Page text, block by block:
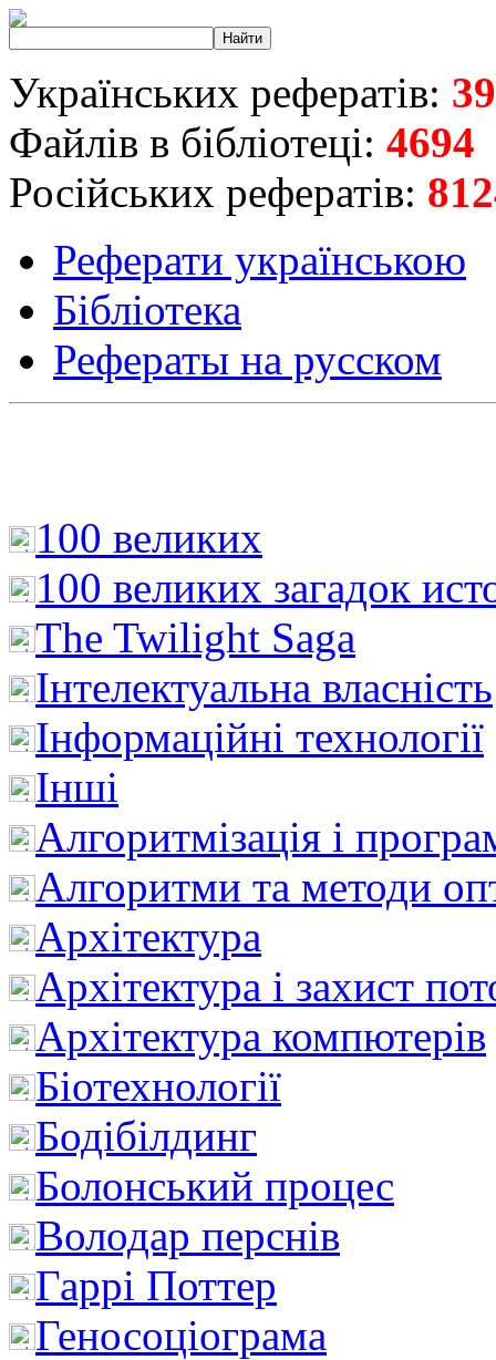
Українських рефератів:
Файлів в бібліотеці: 4694
Російських рефератів:
Реферати українською
Бібліотека
Рефераты на русском
100 великих
100 великих загадок
The Twilight Saga
Інтелектуальна влaсність
Інформаційні технології
Інші
Алгоритмізація і
Алгоритми та методи
Архітектура
Архітектура і захист
Архітектура компютерів
Біотехнології
Бодібілдинг
Болонський процес
Володар перснів
Гаррі Поттер
Геносоціограма